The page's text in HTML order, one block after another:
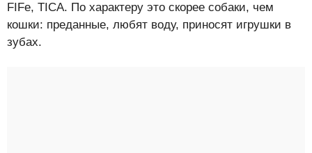
FIFe, TICA. По характеру это скорее собаки, чем
кошки: преданные, любят воду, приносят игрушки в
зубах.